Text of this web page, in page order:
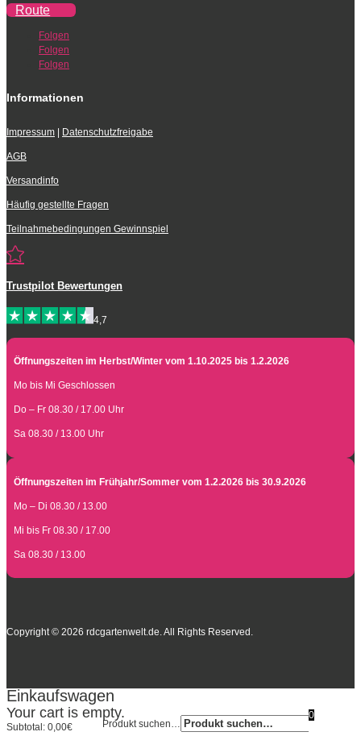
Produkt suchen…
Route
Folgen
Folgen
Folgen
Informationen
Impressum | Datenschutzfreigabe
AGB
Versandinfo
Häufig gestellte Fragen
Teilnahmebedingungen Gewinnspiel

Trustpilot Bewertungen
4,7
Öffnungszeiten im Herbst/Winter vom 1.10.2025 bis 1.2.2026
Mo bis Mi Geschlossen
Do – Fr 08.30 / 17.00 Uhr
Sa 08.30 / 13.00 Uhr
Öffnungszeiten im Frühjahr/Sommer vom 1.2.2026 bis 30.9.2026
Mo – Di 08.30 / 13.00
Mi bis Fr 08.30 / 17.00
Sa 08.30 / 13.00
Copyright © 2026 rdcgartenwelt.de. All Rights Reserved.
0
Einkaufswagen
Your cart is empty.
Subtotal: 0,00€